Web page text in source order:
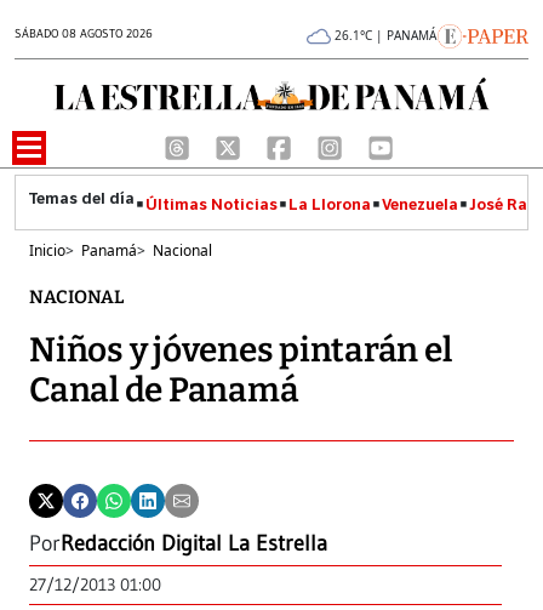
SÁBADO 08 AGOSTO 2026 26.1°C | PANAMÁ
Últimas Noticias La Llorona Venezuela José
Inicio> Panamá> Nacional
NACIONAL
Niños y jóvenes pintarán el
Canal de Panamá
PorRedacción Digital La Estrella
27/12/2013 01:00